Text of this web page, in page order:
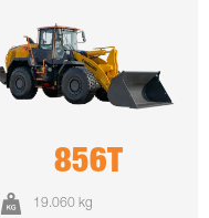
856T
19.060 kg